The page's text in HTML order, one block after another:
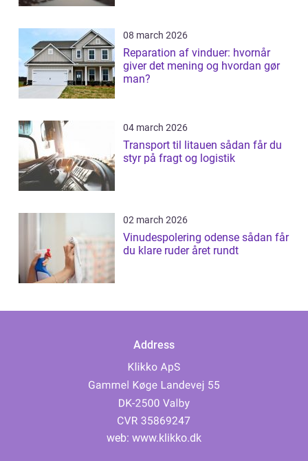
08 march 2026
Reparation af vinduer: hvornår
giver det mening og hvordan gør
man?
04 march 2026
Transport til litauen sådan får du
styr på fragt og logistik
02 march 2026
Vinudespolering odense sådan får
du klare ruder året rundt
Address
web: www.klikko.dk